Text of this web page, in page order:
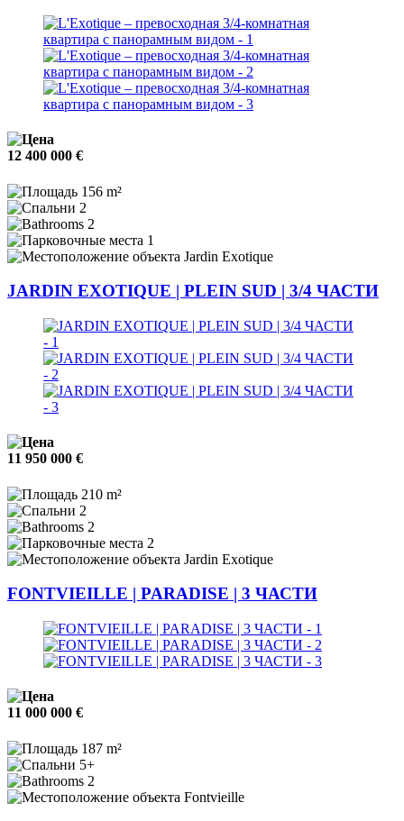
12 400 000 €
156 m²
2
2
1
Jardin Exotique
JARDIN EXOTIQUE | PLEIN SUD | 3/4 ЧАСТИ
11 950 000 €
210 m²
2
2
2
Jardin Exotique
FONTVIEILLE | PARADISE | 3 ЧАСТИ
11 000 000 €
187 m²
5+
2
Fontvieille